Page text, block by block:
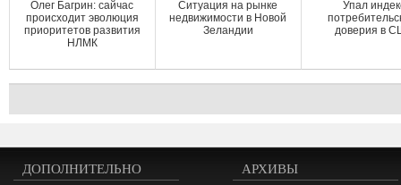
Олег Багрин: сайчас
происходит эволюция
приоритетов развития
НЛМК
Ситуация на рынке
недвижимости в Новой
Зеландии
Упал
доверия в
ДОПОЛНИТЕЛЬНО АРХИВЫ